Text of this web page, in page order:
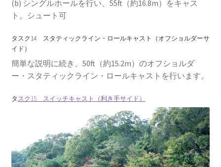
(b) シングルホールを行い、55ft（約16.8m）をキャス
ト。シュート可
タスク14 スタティックライン・ロールキャスト（オフショルダーサ
イド）
簡単な説明に続き、50ft（約15.2m）のオフショルダ
ー・スタティックライン・ロールキャストを行います。
タスク15 スイッチキャスト（利き手サイド）